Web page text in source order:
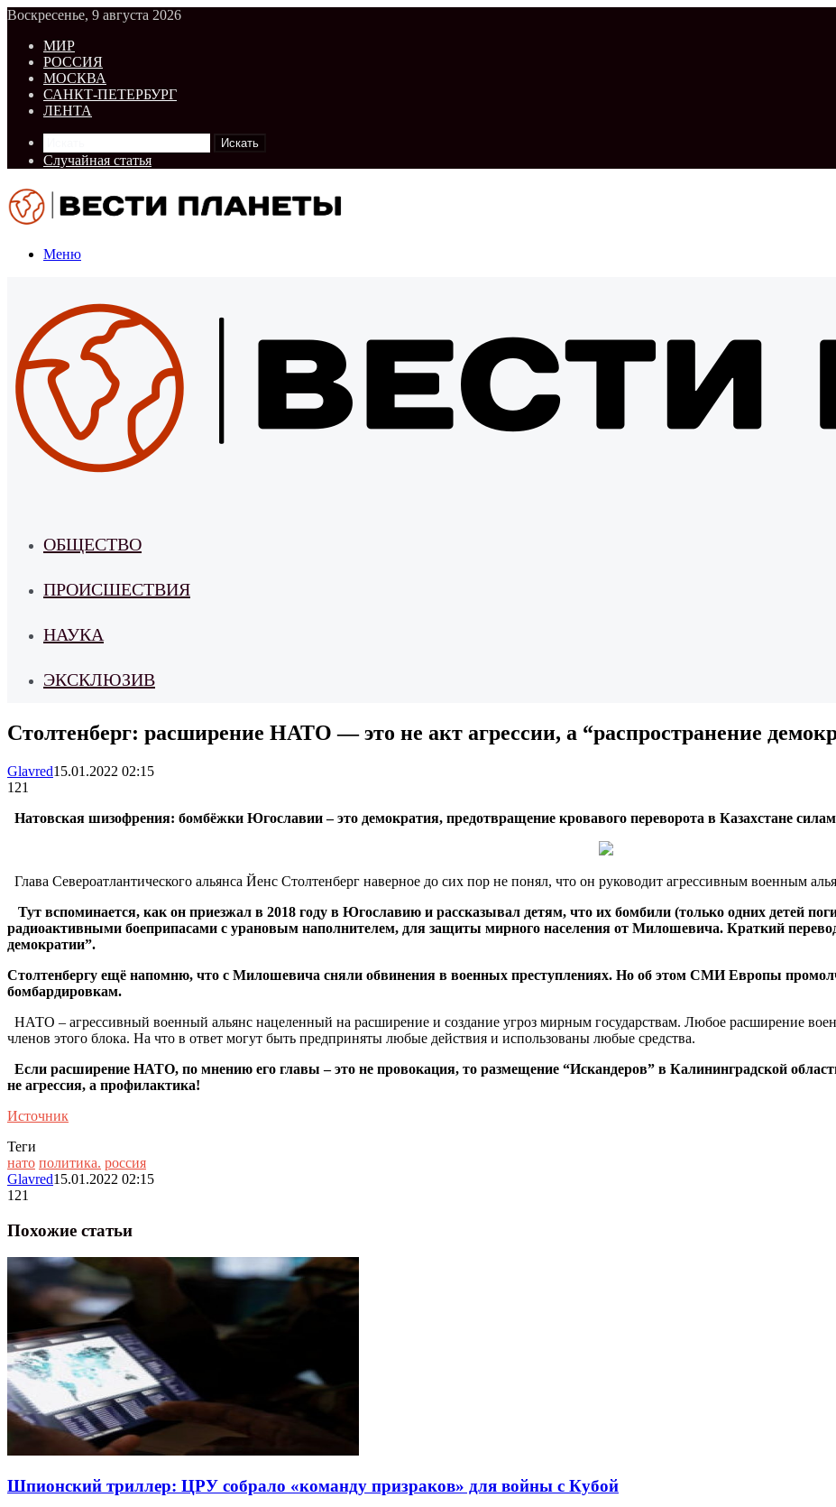
Воскресенье, 9 августа 2026
МИР
РОССИЯ
МОСКВА
САНКТ-ПЕТЕРБУРГ
ЛЕНТА
Искать
Случайная статья
Меню
ОБЩЕСТВО
ПРОИСШЕСТВИЯ
НАУКА
ЭКСКЛЮЗИВ
Столтенберг: расширение НАТО — это не акт агрессии, а “распространение
Glavred15.01.2022 02:15
121
Натовская шизофрения: бомбёжки Югославии – это демократия, предотвращение кровавого переворота в Казахстане
Глава Североатлантического альянса Йенс Столтенберг наверное до сих пор не понял, что он руководит агрессивным военным
Тут вспоминается, как он приезжал в 2018 году в Югославию и рассказывал детям, что их бомбили (только одних детей
радиоактивными боеприпасами с урановым наполнителем, для защиты мирного населения от Милошевича. Краткий
демократии”.
Столтенбергу ещё напомню, что с Милошевича сняли обвинения в военных преступлениях. Но об этом СМИ Европы
бомбардировкам.
НАТО – агрессивный военный альянс нацеленный на расширение и создание угроз мирным государствам. Любое расширение
членов этого блока. На что в ответ могут быть предприняты любые действия и использованы любые средства.
Если расширение НАТО, по мнению его главы – это не провокация, то размещение “Искандеров” в Калининградской
не агрессия, а профилактика!
Источник
Теги
нато политика. россия
Glavred15.01.2022 02:15
121
Похожие статьи
Шпионский триллер: ЦРУ собрало «команду призраков» для войны с Кубой